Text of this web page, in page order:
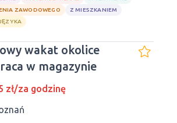
ZAWODOWEGO
Z MIESZKANIEM
wakat okolice
w magazynie
zł/za godzinę